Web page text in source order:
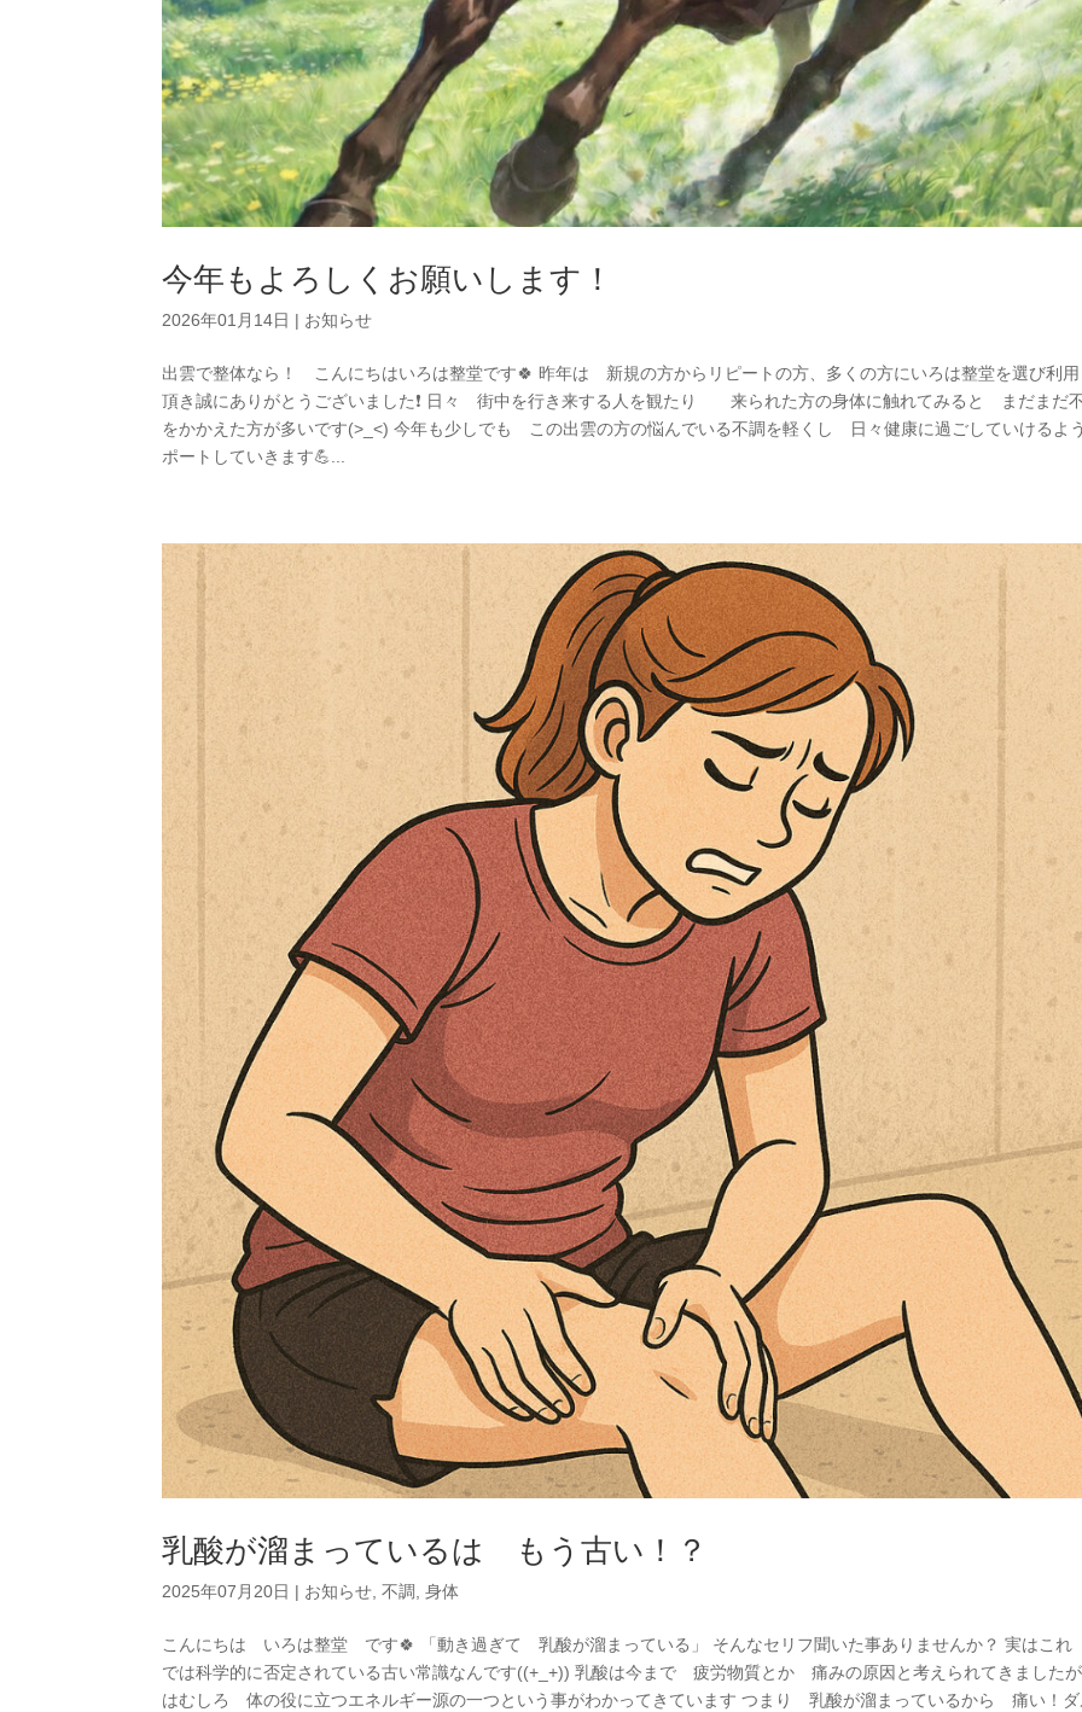
今年もよろしくお願いします！
2026年01月14日 | お知らせ
出雲で整体なら！ こんにちはいろは整堂です🍀 昨年は 新規の方からリピートの方、多くの方にいろは整堂を選び利
頂き誠にありがとうございました❗ 日々 街中を行き来する人を観たり 来られた方の身体に触れてみると まだまだ
をかかえた方が多いです(>_<) 今年も少しでも この出雲の方の悩んでいる不調を軽くし 日々健康に過ごしていけるよ
ポートしていきます💪...
乳酸が溜まっているは もう古い！？
2025年07月20日 | お知らせ,不調,身体
こんにちは いろは整堂 です🍀 「動き過ぎて 乳酸が溜まっている」 そんなセリフ聞いた事ありませんか？ 実はこ
では科学的に否定されている古い常識なんです((+_+)) 乳酸は今まで 疲労物質とか 痛みの原因と考えられてきました
はむしろ 体の役に立つエネルギー源の一つという事がわかってきています つまり 乳酸が溜まっているから 痛い！